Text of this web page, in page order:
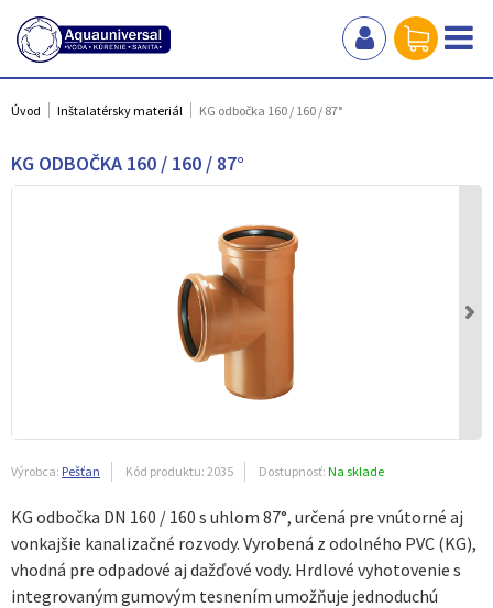
Úvod Inštalatérsky materiál KG odbočka 160 / 160 / 87°
KG ODBOČKA 160 / 160 / 87°
Výrobca: Pešťan Kód produktu: 2035 Dostupnosť: Na sklade
KG odbočka DN 160 / 160 s uhlom 87°, určená pre vnútorné aj
vonkajšie kanalizačné rozvody. Vyrobená z odolného PVC (KG),
vhodná pre odpadové aj dažďové vody. Hrdlové vyhotovenie s
integrovaným gumovým tesnením umožňuje jednoduchú